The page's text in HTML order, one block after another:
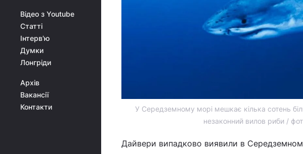
Відео з Youtube
Статті
Інтерв'ю
Думки
Лонгріди
Архів
Вакансії
Контакти
У Середземному морі мешкає кілька сотень
незаконний вилов риби /
Дайвери випадково виявили в